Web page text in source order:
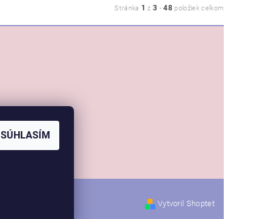
Stránka 1 z3 -48 položiek celkom
Vytvoril Shoptet
SÚHLASÍM